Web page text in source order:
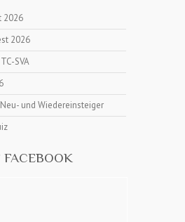
2026
2026
SVA
und Wiedereinsteiger
FACEBOOK